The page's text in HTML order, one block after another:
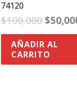
74120
$100,000 $
AÑADIR AL
CARRITO